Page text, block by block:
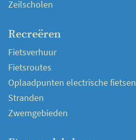
Zeilscholen
Recreëren
Fietsverhuur
Fietsroutes
Oplaadpunten electrische fietsen
Stranden
Zwemgebieden